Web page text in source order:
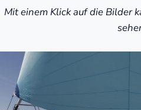
Mit einem Klick auf die Bilder